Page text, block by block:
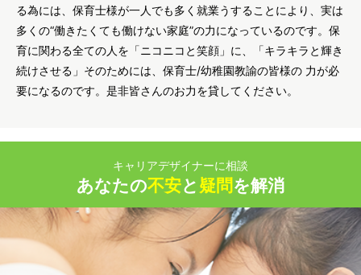
る為には、保育士様が一人でも多く就業うすることにより、実は
多くの“働きたくても働けない家庭”の力になっているのです。保
育に関わる全ての人を「ニコニコと笑顔」に、「キラキラと輝き
続けさせる」そのためには、保育士/幼稚園教諭の皆様の 力が必
要になるのです。是非皆さんのお力を貸してください。
キャリアデザイナーに相談
あなたの不安と 疑問 を解消